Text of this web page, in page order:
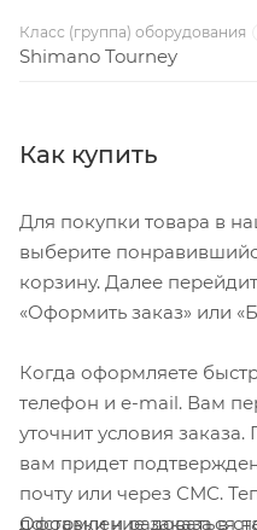
Класс (группа) оборудования
Shimano Tourney
Как купить
Для покупки товара в
выберите
корзину. Далее
«Оформить заказ» или
Когда оформляете
телефон и e-mail. Вам
уточнит условия
вам придет
почту или через СМС.
доставки и радоваться
Оформление заказа в